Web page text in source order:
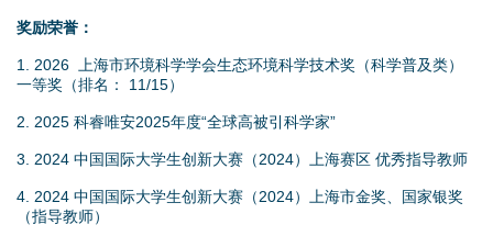
奖励荣誉：
1. 2026 上海市环境科学学会生态环境科学技术奖（科学普及类）
一等奖（排名： 11/15）
2. 2025 科睿唯安2025年度“全球高被引科学家”
3. 2024 中国国际大学生创新大赛（2024）上海赛区 优秀指导教师
4. 2024 中国国际大学生创新大赛（2024）上海市金奖、国家银奖
（指导教师）